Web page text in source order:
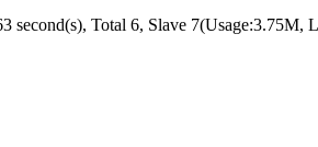
second(s), Total 6, Slave 7(Usage:3.75M,